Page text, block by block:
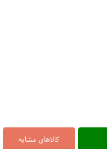
کالاهای مشابه